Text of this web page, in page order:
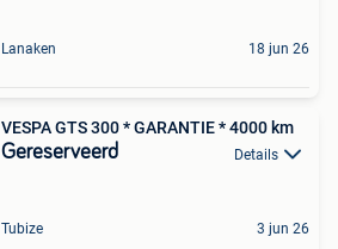
Lanaken 18 jun 26
VESPA GTS 300 * GARANTIE * 4000 km
Gereserveerd Details
Tubize 3 jun 26